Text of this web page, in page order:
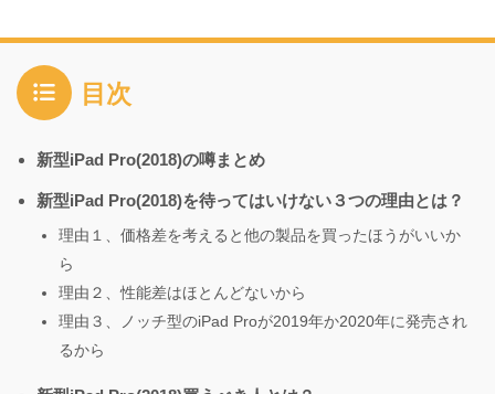
目次
新型iPad Pro(2018)の噂まとめ
新型iPad Pro(2018)を待ってはいけない３つの理由とは？
理由１、価格差を考えると他の製品を買ったほうがいいか
ら
理由２、性能差はほとんどないから
理由３、ノッチ型のiPad Proが2019年か2020年に発売され
るから